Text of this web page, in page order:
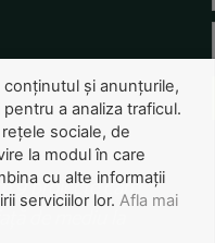
9 proiecte care
de mediu la
și anunțurile,
a analiza traficul.
sociale, de
la modul în care
cu alte informații
serviciilor lor. Afla mai